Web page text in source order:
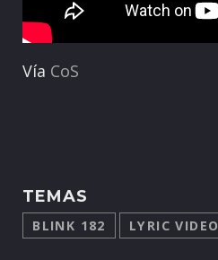
Vía CoS
TEMAS
BLINK 182 LYRIC VIDEO